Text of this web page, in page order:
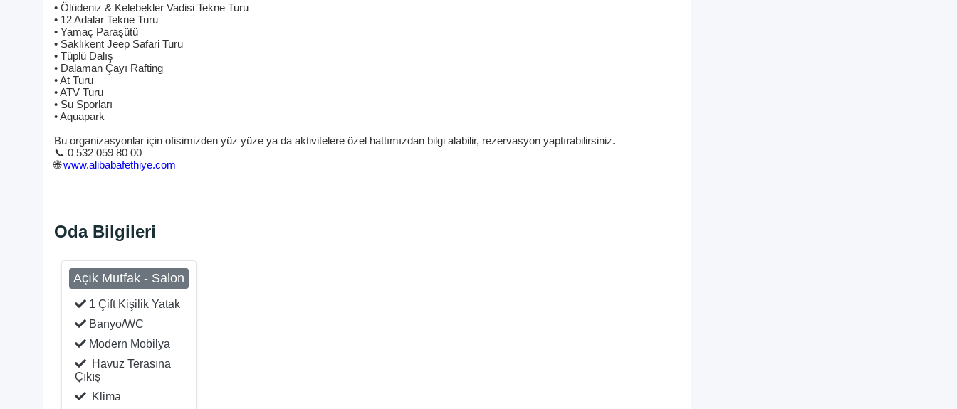
• Ölüdeniz & Kelebekler Vadisi Tekne Turu
• 12 Adalar Tekne Turu
• Yamaç Paraşütü
• Saklıkent Jeep Safari Turu
• Tüplü Dalış
• Dalaman Çayı Rafting
• At Turu
• ATV Turu
• Su Sporları
• Aquapark
Bu organizasyonlar için ofisimizden yüz yüze ya da aktivitelere özel hattımızdan bilgi alabilir, rezervasyon yaptırabilirsiniz.
📞 0 532 059 80 00
🌐www.alibabafethiye.com
Oda Bilgileri
Açık Mutfak - Salon
1 Çift Kişilik Yatak
Banyo/WC
Modern Mobilya
Havuz Terasına
Çıkış
Klima